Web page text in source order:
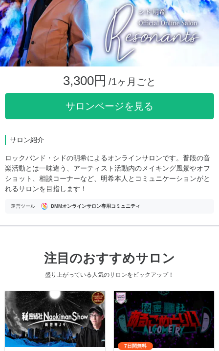
3,300円 /1ヶ月ごと
サロンページを見る
サロン紹介
ロックバンド・シドの明希によるオンラインサロンです。普段の音
楽活動とは一味違う、アーティスト活動内のメイキング風景やオフ
ショット、相談コーナーなど、明希本人とコミュニケーションがと
れるサロンを目指します！
運営ツール DMMオンラインサロン専用コミュニティ
注目のおすすめサロン
盛り上がっている人気のサロンをピックアップ！
7日間無料